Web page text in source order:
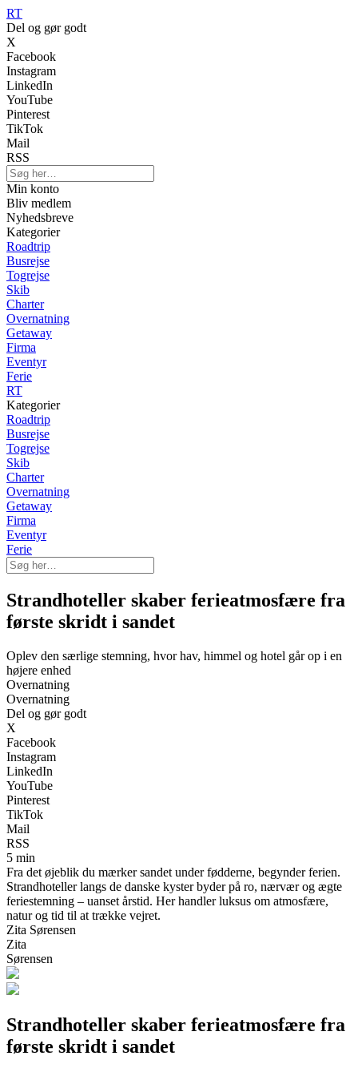
RT
Del og gør godt
X
Facebook
Instagram
LinkedIn
YouTube
Pinterest
TikTok
Mail
RSS
Min konto
Bliv medlem
Nyhedsbreve
Kategorier
Roadtrip
Busrejse
Togrejse
Skib
Charter
Overnatning
Getaway
Firma
Eventyr
Ferie
RT
Kategorier
Roadtrip
Busrejse
Togrejse
Skib
Charter
Overnatning
Getaway
Firma
Eventyr
Ferie
Strandhoteller skaber ferieatmosfære fra
første skridt i sandet
Oplev den særlige stemning, hvor hav, himmel og hotel går op i en
højere enhed
Overnatning
Overnatning
Del og gør godt
X
Facebook
Instagram
LinkedIn
YouTube
Pinterest
TikTok
Mail
RSS
5 min
Fra det øjeblik du mærker sandet under fødderne, begynder ferien.
Strandhoteller langs de danske kyster byder på ro, nærvær og ægte
feriestemning – uanset årstid. Her handler luksus om atmosfære,
natur og tid til at trække vejret.
Zita Sørensen
Zita
Sørensen
Strandhoteller skaber ferieatmosfære fra
første skridt i sandet